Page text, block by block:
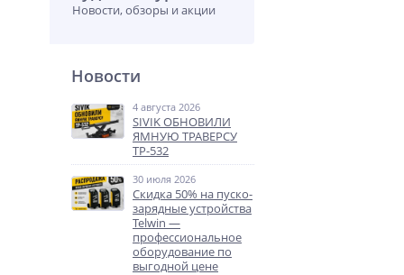
Новости, обзоры и акции
Новости
4 августа 2026
SIVIK ОБНОВИЛИ
ЯМНУЮ ТРАВЕРСУ
ТР-532
30 июля 2026
Скидка 50% на пуско-
зарядные устройства
Telwin —
профессиональное
оборудование по
выгодной цене